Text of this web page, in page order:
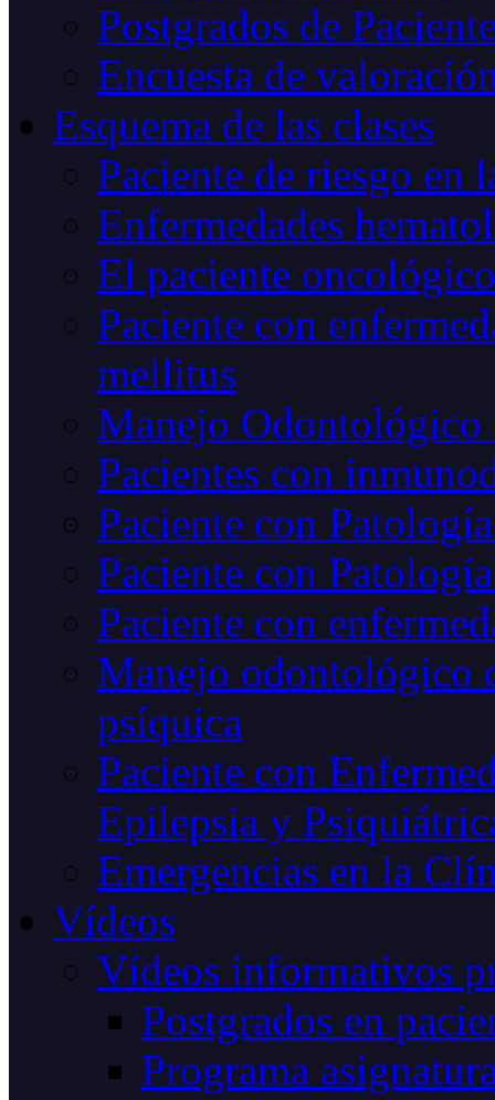
Postgrados de
Encuesta de
Esquema de las clases
Paciente de riesgo en
Enfermedades
El paciente oncológico
Paciente con
mellitus
Manejo Odontológico
Pacientes con
Paciente con
Paciente con
Paciente con
Manejo odontológico
psíquica
Paciente con
Epilepsia y
Emergencias en la
Vídeos
Vídeos informativos
Postgrados en
Programa